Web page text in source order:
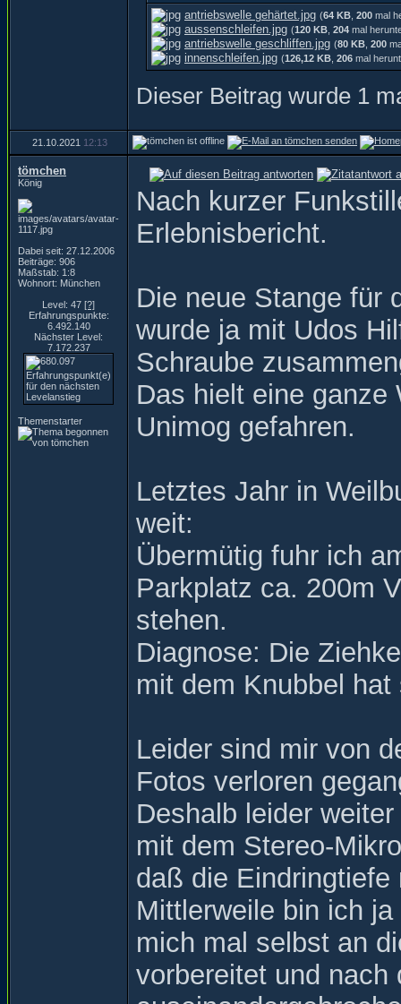
antriebswelle gehärtet.jpg (64 KB 200 mal
aussenschleifen.jpg (120 KB 204 mal
antriebswelle geschliffen.jpg (80 KB 200
innenschleifen.jpg (126,12 KB 206 mal
Dieser Beitrag wurde 1
21.10.2021 12:13
tömchen
König
Dabei seit: 27.12.2006
Beiträge: 906
Maßstab: 1:8
Wohnort: München
Level: 47 [?]
Erfahrungspunkte:
6.492.140
Nächster Level:
7.172.237
Themenstarter
Nach kurzer
Erlebnisbericht.
Die neue Stange für
wurde ja mit Udos
Schraube
Das hielt eine
Unimog gefahren.
Letztes Jahr in
weit:
Übermütig fuhr ich
Parkplatz ca. 200m
stehen.
Diagnose: Die
mit dem Knubbel
Leider sind mir von
Fotos verloren
Deshalb leider
mit dem Stereo-
daß die
Mittlerweile bin ich
mich mal selbst an
vorbereitet und nach